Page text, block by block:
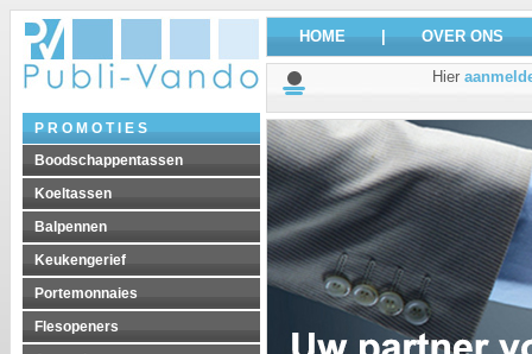
P R O M O T I E S
Boodschappentassen
Koeltassen
Balpennen
Keukengerief
Portemonnaies
Flesopeners
HOME OVER ONS
Hier